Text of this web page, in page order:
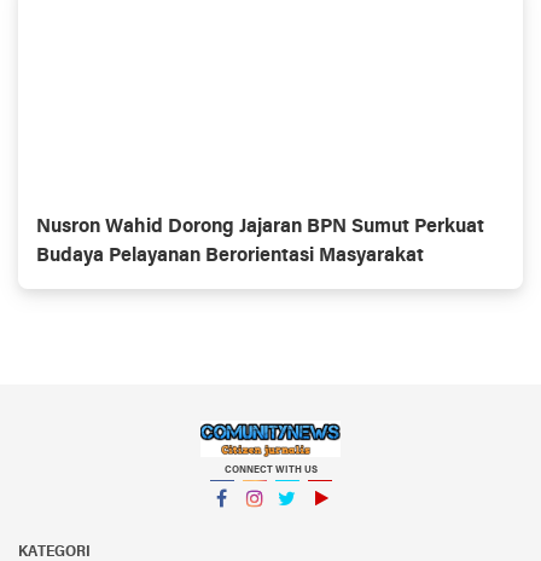
Nusron Wahid Dorong Jajaran BPN Sumut Perkuat
Budaya Pelayanan Berorientasi Masyarakat
CONNECT WITH US
KATEGORI